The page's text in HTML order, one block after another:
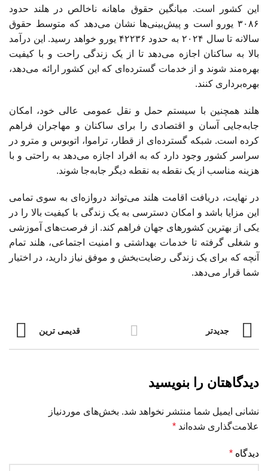
این کشور است. میانگین حقوق ماهانه ناخالص در هلند حدود
۳۰۸۶ یورو است و پیش‌بینی‌ها نشان می‌دهد که متوسط حقوق
سالانه تا سال ۲۰۲۴ به حدود ۴۲۲۳۶ یورو خواهد رسید. این درآمد
بالا به ساکنان اجازه می‌دهد تا از یک زندگی راحت و با کیفیت
بهره‌مند شوند و از خدمات گسترده‌ای که این کشور ارائه می‌دهد،
بهره‌برداری کنند.
هلند همچنین با سیستم حمل و نقل عمومی عالی خود، امکان
جابه‌جایی آسان و اقتصادی را برای ساکنان و مهاجران فراهم
کرده است. شبکه گسترده‌ای از قطار، تراموا، اتوبوس و مترو در
سراسر کشور وجود دارد که به افراد اجازه می‌دهد به راحتی و با
هزینه مناسب از یک نقطه به نقطه دیگر جابه‌جا شوند.
در نهایت، دریافت اقامت هلند می‌تواند دروازه‌ای به سوی تمامی
این مزایا باشد و امکان دسترسی به یک زندگی با کیفیت بالا را در
یکی از بهترین کشورهای جهان فراهم کند. از فرصت‌های آموزشی
و شغلی گرفته تا خدمات بهداشتی و امنیت اجتماعی، هلند تمام
آنچه که برای یک زندگی رضایت‌بخش و موفق نیاز دارید، در اختیار
شما قرار می‌دهد.
جدیدتر قدیمی ترین
دیدگاهتان را بنویسید
نشانی ایمیل شما منتشر نخواهد شد. بخش‌های موردنیاز
علامت‌گذاری شده‌اند *
دیدگاه *